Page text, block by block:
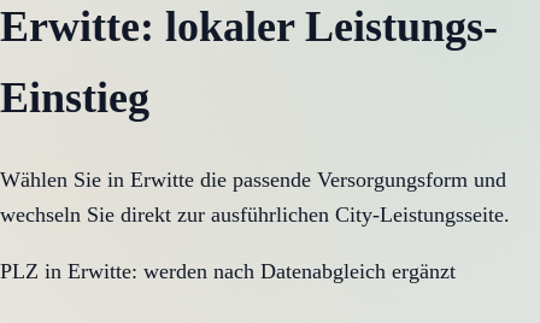
Erwitte: lokaler Leistungs-
Einstieg
Wählen Sie in Erwitte die passende Versorgungsform und
wechseln Sie direkt zur ausführlichen City-Leistungsseite.
PLZ in Erwitte: werden nach Datenabgleich ergänzt